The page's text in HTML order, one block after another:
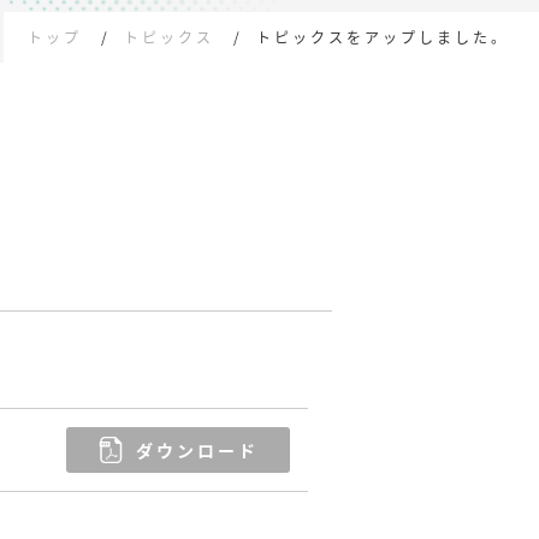
トップ トピックス トピックスをアップしました。
ダウンロード